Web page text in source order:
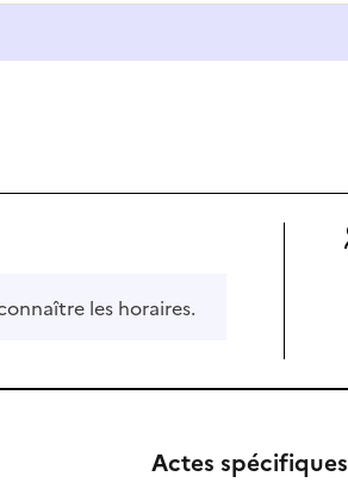
les horaires.
Actes spécifiques